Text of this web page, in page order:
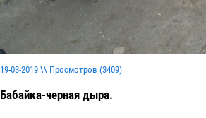
19-03-2019 \\ Просмотров (3409)
Бабайка-черная дыра.